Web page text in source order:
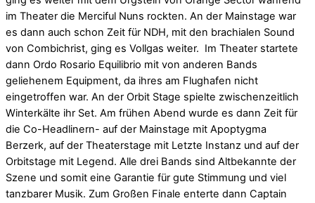
im Theater die Merciful Nuns rockten. An der Mainstage war
es dann auch schon Zeit für NDH, mit den brachialen Sound
von Combichrist, ging es Vollgas weiter. Im Theater startete
dann Ordo Rosario Equilibrio mit von anderen Bands
geliehenem Equipment, da ihres am Flughafen nicht
eingetroffen war. An der Orbit Stage spielte zwischenzeitlich
Winterkälte ihr Set. Am frühen Abend wurde es dann Zeit für
die Co-Headlinern- auf der Mainstage mit Apoptygma
Berzerk, auf der Theaterstage mit Letzte Instanz und auf der
Orbitstage mit Legend. Alle drei Bands sind Altbekannte der
Szene und somit eine Garantie für gute Stimmung und viel
tanzbarer Musik. Zum Großen Finale enterte dann Captain